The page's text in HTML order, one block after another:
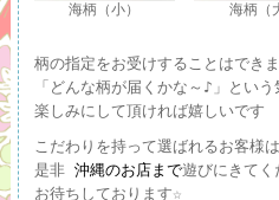
海柄（小） 海柄（
柄の指定をお受けすることはでき
「どんな柄が届くかな～♪」とい
楽しみにして頂ければ嬉しいです
こだわりを持って選ばれるお客様は
是非 沖縄のお店まで遊びにきて
お待ちしております☆